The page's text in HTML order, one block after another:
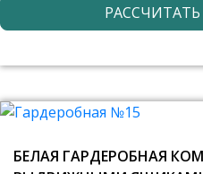
БЕЛАЯ ГАРДЕРОБНАЯ